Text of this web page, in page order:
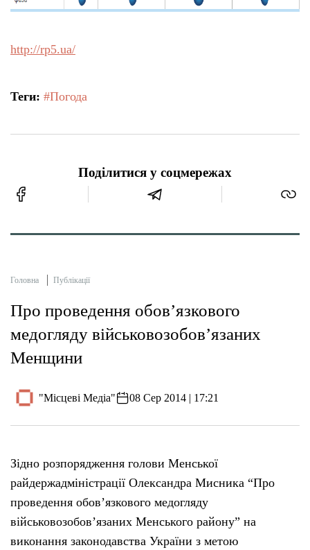
http://rp5.ua/
Теги: #Погода
Поділитися у соцмережах
Головна Публікації
Про проведення обов’язкового
медогляду військовозобов’язаних
Менщини
"Місцеві Медіа" 08 Сер 2014 | 17:21
Зідно розпорядження голови Менської
райдержадміністрації Олександра Мисника “Про
проведення обов’язкового медогляду
військовозобов’язаних Менського району” на
виконання законодавства України з метою